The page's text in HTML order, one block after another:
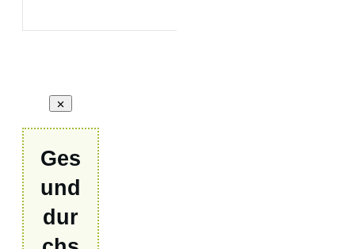
Ges
und
dur